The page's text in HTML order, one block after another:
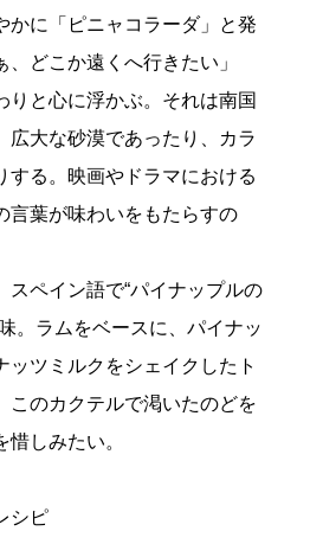
かに「ピニャコラーダ」と発
どこか遠くへ行きたい」
りと心に浮かぶ。それは南国
広大な砂漠であったり、カラ
する。映画やドラマにおける
言葉が味わいをもたらすの
ペイン語で“パイナップルの
。ラムをベースに、パイナッ
ッツミルクをシェイクしたト
このカクテルで渇いたのどを
しみたい。
シピ